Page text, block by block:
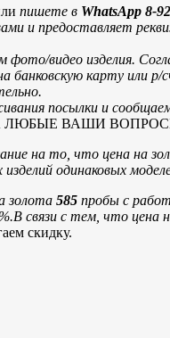
пишете в WhatsApp 8-
и предоставляет
фото/видео изделия.
банковскую карту или
посылки и
ВАШИ ВОПРОСЫ,
на то, что цена на
изделий одинаковых
золота 585 пробы с
В связи с тем, что цена
скидку.